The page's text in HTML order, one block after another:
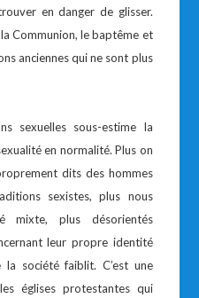
en danger de glisser.
Communion, le baptême et
anciennes qui ne sont plus
sexuelles sous-estime la
en normalité. Plus on
dits des hommes
sexistes, plus nous
mixte, plus désorientés
leur propre identité
société faiblit. C’est une
églises protestantes qui